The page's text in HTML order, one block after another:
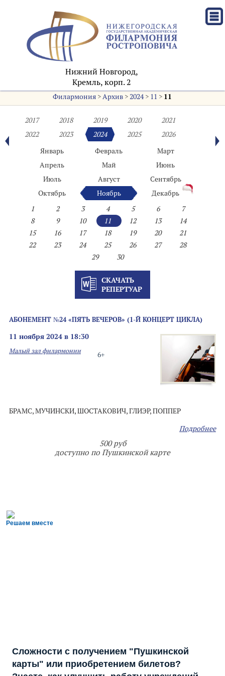
Нижний Новгород,
Кремль, корп. 2
Филармония >Архив >2024> 11 > 11
2017 2018 2019 2020
2021
2022
2023 2024 2025
2026
Январь
Февраль
Март
Апрель
Май
Июнь
Июль
Август
Сентябрь
Октябрь
Ноябрь
Декабрь
1
2 3 4 5 6
7
8
9 10 11 12 13
14
15
16 17 18 19 20
21
22
23 24 25 26 27
28
29
30
СКАЧАТЬ
РЕПЕРТУАР
АБОНЕМЕНТ №24 «ПЯТЬ ВЕЧЕРОВ» (1-Й КОНЦЕРТ ЦИКЛА)
11 ноября 2024 в 18:30
6+
Малый зал филармонии
БРАМС, МУЧИНСКИ, ШОСТАКОВИЧ, ГЛИЭР, ПОППЕР
Подробнее
500 руб
доступно по Пушкинской карте
Решаем вместе
Сложности с получением "Пушкинской
карты" или приобретением билетов?